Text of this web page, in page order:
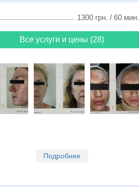
1300 грн. / 60 мин.
Все услуги и цены (28)
Подробнее